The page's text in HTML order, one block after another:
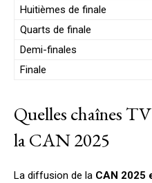
Huitièmes de finale
Quarts de finale
Demi-finales
Finale
Quelles chaînes
la CAN 2025
La diffusion de la CAN 2025